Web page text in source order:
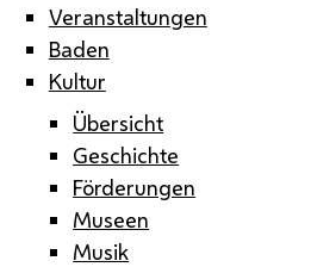
Veranstaltungen
Baden
Kultur
Übersicht
Geschichte
Förderungen
Museen
Musik